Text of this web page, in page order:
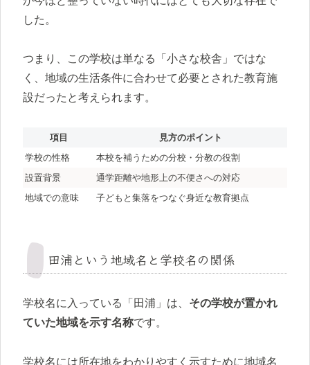
した。
つまり、この学校は単なる「小さな校舎」ではな
く、地域の生活条件に合わせて必要とされた教育施
設だったと考えられます。
項目
見方のポイント
学校の性格
本校を補うための分校・分教の役割
設置背景
通学距離や地形上の不便さへの対応
地域での意味
子どもと集落をつなぐ身近な教育拠点
田浦という地域名と学校名の関係
学校名に入っている「田浦」は、 その学校が置かれ
ていた地域を示す名称です。
学校名には所在地をわかりやすく示すために地域名